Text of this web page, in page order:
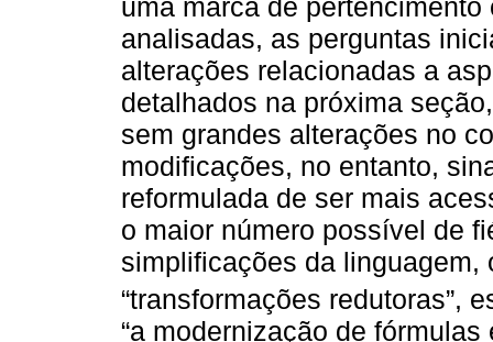
uma marca de
analisadas, as perguntas
alterações relacionadas a
detalhados na próxima
sem grandes alterações no
modificações, no entanto,
reformulada de ser mais
o maior número possível de
simplificações da linguagem,
“transformações redutoras”,
“a modernização de